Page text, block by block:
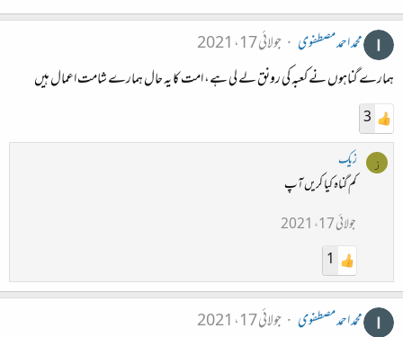
محمد احمد مصطفوی
جولائی 17، 2021
ہمارے گناہوں نے کعبہ کی رونق لے لی ہے، امت کا یہ حال ہمارے شامت اعمال ہیں
3
ز
زیک
کم گناہ کیا کریں آپ
جولائی 17، 2021
1
محمد احمد مصطفوی
جولائی 17، 2021